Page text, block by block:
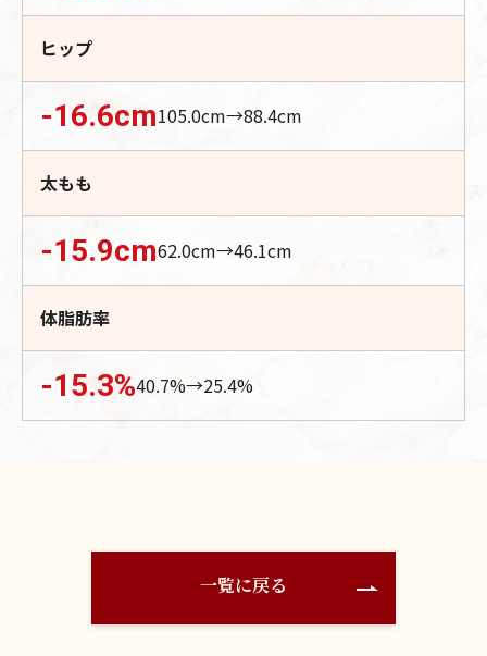
ヒップ
-16.6cm105.0cm→88.4cm
太もも
-15.9cm62.0cm→46.1cm
体脂肪率
-15.3%40.7%→25.4%
一覧に戻る